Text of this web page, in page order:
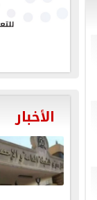
الأخبار